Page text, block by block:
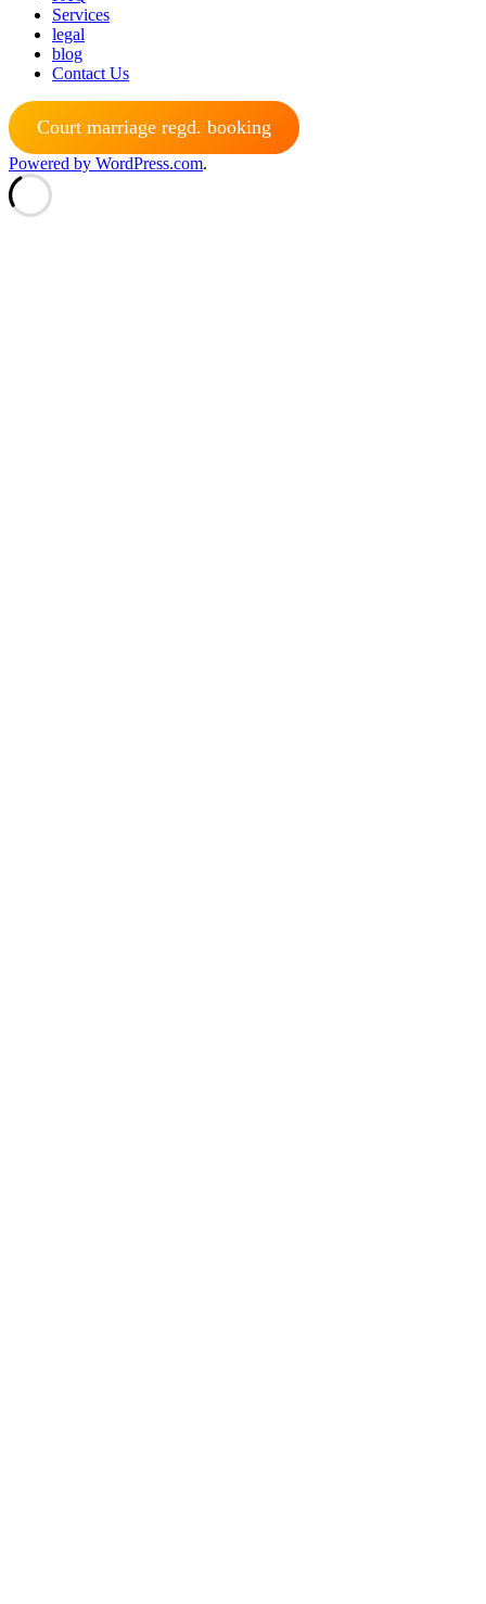
Services
legal
blog
Contact Us
Court marriage regd. booking
Powered by WordPress.com.